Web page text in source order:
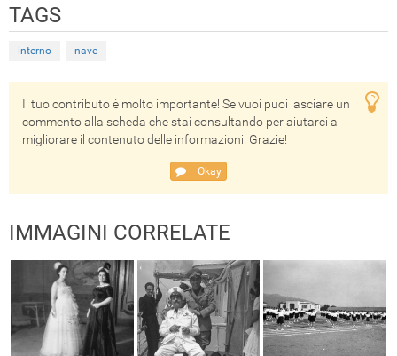
TAGS
interno nave
Il tuo contributo è molto importante! Se vuoi puoi lasciare un
commento alla scheda che stai consultando per aiutarci a
migliorare il contenuto delle informazioni. Grazie!
Okay
IMMAGINI CORRELATE